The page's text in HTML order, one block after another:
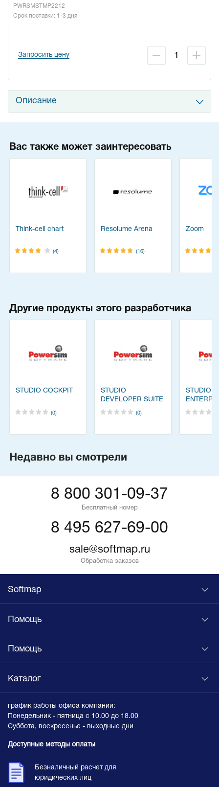
PWRSMSTMP2212
Срок поставки: 1-3 дня
Запросить цену
Описание
Вас также может заинтересовать
Think-cell chart
(4)
Resolume Arena
(16)
Zoom
Другие продукты этого разработчика
STUDIO COCKPIT
(0)
STUDIO
DEVELOPER SUITE
(0)
STUDIO
Недавно вы смотрели
8 800 301-09-37
Бесплатный номер
8 495 627-69-00
sale@softmap.ru
Обработка заказов
Softmap
Помощь
Помощь
Каталог
график работы офиса компании:
Понедельник - пятница с 10.00 до 18.00
Суббота, воскресенье - выходные дни
Доступные методы оплаты
Безналичный расчет для
юридических лиц